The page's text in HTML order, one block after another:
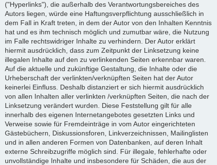
("Hyperlinks"), die außerhalb des Verantwortungsbereiches des
Autors liegen, würde eine Haftungsverpflichtung ausschließlich in
dem Fall in Kraft treten, in dem der Autor von den Inhalten Kenntnis
hat und es ihm technisch möglich und zumutbar wäre, die Nutzung
im Falle rechtswidriger Inhalte zu verhindern. Der Autor erklärt
hiermit ausdrücklich, dass zum Zeitpunkt der Linksetzung keine
illegalen Inhalte auf den zu verlinkenden Seiten erkennbar waren.
Auf die aktuelle und zukünftige Gestaltung, die Inhalte oder die
Urheberschaft der verlinkten/verknüpften Seiten hat der Autor
keinerlei Einfluss. Deshalb distanziert er sich hiermit ausdrücklich
von allen Inhalten aller verlinkten /verknüpften Seiten, die nach der
Linksetzung verändert wurden. Diese Feststellung gilt für alle
innerhalb des eigenen Internetangebotes gesetzten Links und
Verweise sowie für Fremdeinträge in vom Autor eingerichteten
Gästebüchern, Diskussionsforen, Linkverzeichnissen, Mailinglisten
und in allen anderen Formen von Datenbanken, auf deren Inhalt
externe Schreibzugriffe möglich sind. Für illegale, fehlerhafte oder
unvollständige Inhalte und insbesondere für Schäden, die aus der